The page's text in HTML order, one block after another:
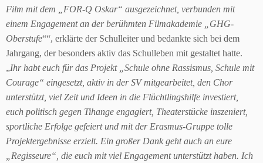
Film mit dem „FOR-Q Oskar“ ausgezeichnet, verbunden mit
einem Engagement an der berühmten Filmakademie „GHG-
Oberstufe““, erklärte der Schulleiter und bedankte sich bei dem
Jahrgang, der besonders aktiv das Schulleben mit gestaltet hatte.
„Ihr habt euch für das Projekt „Schule ohne Rassismus, Schule mit
Courage“ eingesetzt, aktiv in der SV mitgearbeitet, den Chor
unterstützt, viel Zeit und Ideen in die Flüchtlingshilfe investiert,
euch politisch gegen Tihange engagiert, Theaterstücke inszeniert,
sportliche Erfolge gefeiert und mit der Erasmus-Gruppe tolle
Projektergebnisse erzielt. Ein großer Dank geht auch an eure
„Regisseure“, die euch mit viel Engagement unterstützt haben. Ich